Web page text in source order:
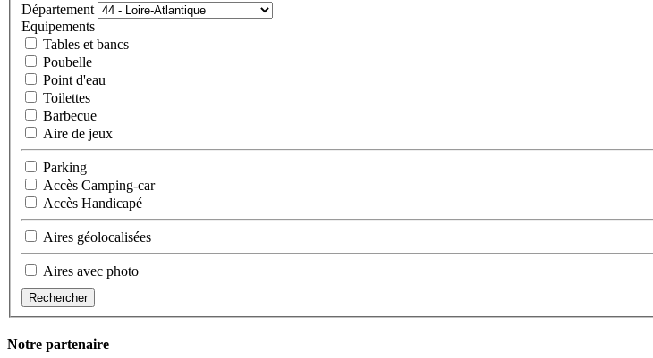
Département
Equipements
Tables et bancs
Poubelle
Point d'eau
Toilettes
Barbecue
Aire de jeux
Parking
Accès Camping-car
Accès Handicapé
Aires géolocalisées
Aires avec photo
Rechercher
Notre partenaire